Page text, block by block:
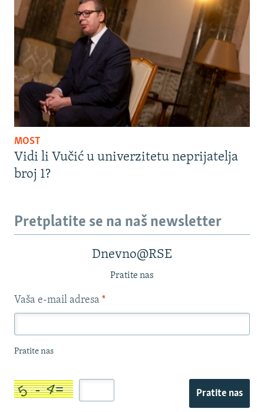
MOST
Vidi li Vučić u univerzitetu neprijatelja
broj 1?
Pretplatite se na naš newsletter
Dnevno@RSE
Pratite nas
Vaša e-mail adresa *
Pratite nas
Pratite nas